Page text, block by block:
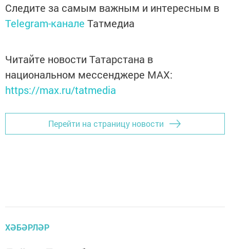
Следите за самым важным и интересным в
Telegram-канале Татмедиа
Читайте новости Татарстана в
национальном мессенджере MАХ:
https://max.ru/tatmedia
Перейти на страницу новости
ХӘБӘРЛӘР